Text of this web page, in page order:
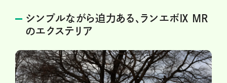
シンプルながら迫力ある、ランエボⅨ MR
のエクステリア